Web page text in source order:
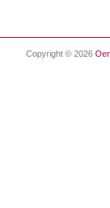
Copyright © 2026